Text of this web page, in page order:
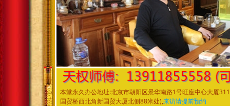
本堂永久办公地址:北京市朝阳区景华南路1号旺座中
国贸桥西北角新国贸大厦北侧88米处),来访请提前预约